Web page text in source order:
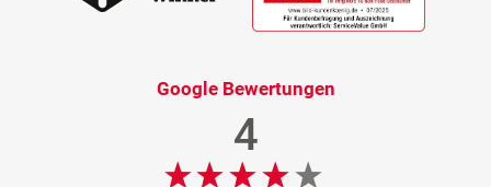
Google Bewertungen
4